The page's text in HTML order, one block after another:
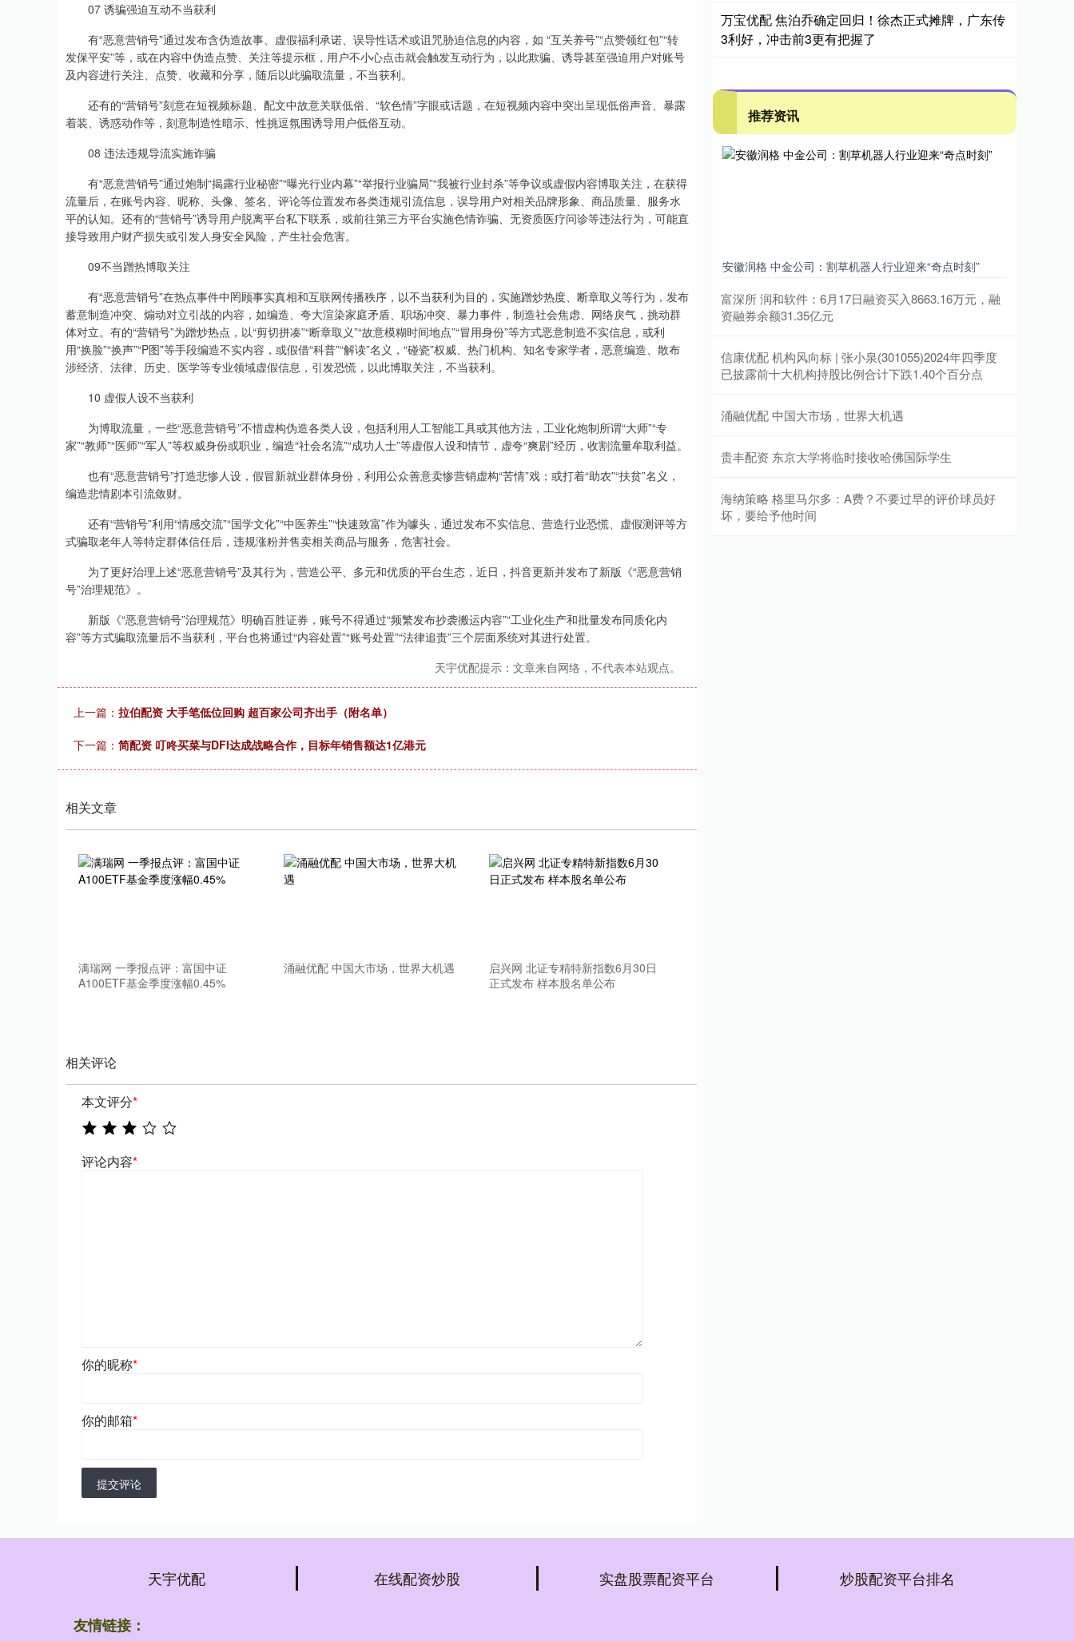
07 诱骗强迫互动不当获利
有“恶意营销号”通过发布含伪造故事、虚假福利承诺、误导性话术或诅咒胁迫信息的内容，如 “互关养号”“点赞领红包”“转
发保平安”等，或在内容中伪造点赞、关注等提示框，用户不小心点击就会触发互动行为，以此欺骗、诱导甚至强迫用户对账号
及内容进行关注、点赞、收藏和分享，随后以此骗取流量，不当获利。
还有的“营销号”刻意在短视频标题、配文中故意关联低俗、“软色情”字眼或话题，在短视频内容中突出呈现低俗声音、暴露
着装、诱惑动作等，刻意制造性暗示、性挑逗氛围诱导用户低俗互动。
08 违法违规导流实施诈骗
有“恶意营销号”通过炮制“揭露行业秘密”“曝光行业内幕”“举报行业骗局”“我被行业封杀”等争议或虚假内容博取关注，在获得
流量后，在账号内容、昵称、头像、签名、评论等位置发布各类违规引流信息，误导用户对相关品牌形象、商品质量、服务水
平的认知。还有的“营销号”诱导用户脱离平台私下联系，或前往第三方平台实施色情诈骗、无资质医疗问诊等违法行为，可能直
接导致用户财产损失或引发人身安全风险，产生社会危害。
09不当蹭热博取关注
有“恶意营销号”在热点事件中罔顾事实真相和互联网传播秩序，以不当获利为目的，实施蹭炒热度、断章取义等行为，发布
蓄意制造冲突、煽动对立引战的内容，如编造、夸大渲染家庭矛盾、职场冲突、暴力事件，制造社会焦虑、网络戾气，挑动群
体对立。有的“营销号”为蹭炒热点，以“剪切拼凑”“断章取义”“故意模糊时间地点”“冒用身份”等方式恶意制造不实信息，或利
用“换脸”“换声”“P图”等手段编造不实内容，或假借“科普”“解读”名义，“碰瓷”权威、热门机构、知名专家学者，恶意编造、散布
涉经济、法律、历史、医学等专业领域虚假信息，引发恐慌，以此博取关注，不当获利。
10 虚假人设不当获利
为博取流量，一些“恶意营销号”不惜虚构伪造各类人设，包括利用人工智能工具或其他方法，工业化炮制所谓“大师”“专
家”“教师”“医师”“军人”等权威身份或职业，编造“社会名流”“成功人士”等虚假人设和情节，虚夸“爽剧”经历，收割流量牟取利益。
也有“恶意营销号”打造悲惨人设，假冒新就业群体身份，利用公众善意卖惨营销虚构“苦情”戏；或打着“助农”“扶贫”名义，
编造悲情剧本引流敛财。
还有“营销号”利用“情感交流”“国学文化”“中医养生”“快速致富”作为噱头，通过发布不实信息、营造行业恐慌、虚假测评等方
式骗取老年人等特定群体信任后，违规涨粉并售卖相关商品与服务，危害社会。
为了更好治理上述“恶意营销号”及其行为，营造公平、多元和优质的平台生态，近日，抖音更新并发布了新版《“恶意营销
号”治理规范》。
新版《“恶意营销号”治理规范》明确百胜证券，账号不得通过“频繁发布抄袭搬运内容”“工业化生产和批量发布同质化内
容”等方式骗取流量后不当获利，平台也将通过“内容处置”“账号处置”“法律追责”三个层面系统对其进行处置。
天宇优配提示：文章来自网络，不代表本站观点。
上一篇： 拉伯配资 大手笔低位回购 超百家公司齐出手（附名单）
下一篇： 简配资 叮咚买菜与DFI达成战略合作，目标年销售额达1亿港元
相关文章
满瑞网 一季报点评：富国中证
A100ETF基金季度涨幅0.45%
涌融优配 中国大市场，世界大机遇
启兴网 北证专精特新指数6月30日
正式发布 样本股名单公布
相关评论
本文评分*
评论内容*
你的昵称*
你的邮箱*
提交评论
万宝优配 焦泊乔确定回归！徐杰正式摊牌，广东传
3利好，冲击前3更有把握了
推荐资讯
安徽润格 中金公司：割草机器人行业迎来“奇点时刻”
富深所 润和软件：6月17日融资买入8663.16万元，融
资融券余额31.35亿元
信康优配 机构风向标 | 张小泉(301055)2024年四季度
已披露前十大机构持股比例合计下跌1.40个百分点
涌融优配 中国大市场，世界大机遇
贵丰配资 东京大学将临时接收哈佛国际学生
海纳策略 格里马尔多：A费？不要过早的评价球员好
坏，要给予他时间
天宇优配 在线配资炒股 实盘股票配资平台 炒股配资平台排名
友情链接：